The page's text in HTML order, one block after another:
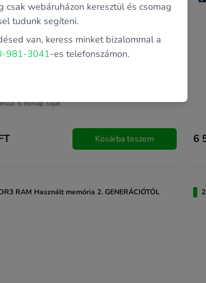
6 hónap saját
Kosárba teszem 6
RAM Használt memória 2. GENERÁCIÓTÓL
csak webáruházon keresztül és csomag
tudunk segíteni.
van, keress minket bizalommal a
981-3041-es telefonszámon.